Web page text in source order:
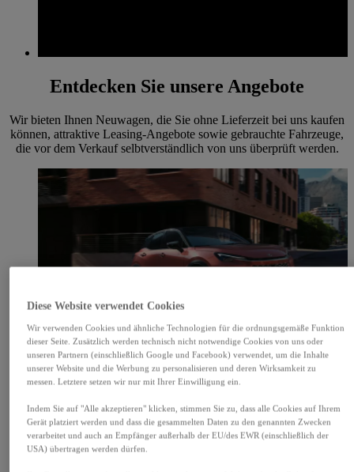
Entdecken Sie unsere Angebote
Wir bieten Ihnen Neuwagen, die Sie ohne Lieferzeit bei uns kaufen
können, attraktive Leasing-Angebote sowie gebrauchte Fahrzeuge,
die vor dem Verkauf selbtverständlich von uns überprüft werden.
DER NEUE LBX
So individuell wie das Leben. Mit seinen vier Atmospheres
passt er sich perfekt an Ihre Wünsche an.
LBX entdecken
Diese Website verwendet Cookies
Wir verwenden Cookies und ähnliche Technologien für die ordnungsgemäße Funktion
dieser Seite. Zusätzlich werden technisch nicht notwendige Cookies von uns oder
unseren Partnern (einschließlich Google und Facebook) verwendet, um die Inhalte
unserer Website und die Werbung zu personalisieren und deren Wirksamkeit zu
messen. Letztere setzen wir nur mit Ihrer Einwilligung ein.
Indem Sie auf "Alle akzeptieren" klicken, stimmen Sie zu, dass alle Cookies auf Ihrem
Gerät platziert werden und dass die gesammelten Daten zu den genannten Zwecken
verarbeitet und auch an Empfänger außerhalb der EU/des EWR (einschließlich der
USA) übertragen werden dürfen.